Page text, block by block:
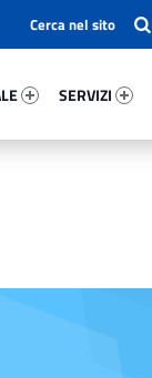
SERVIZI